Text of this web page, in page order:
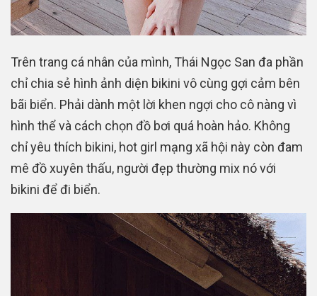
Trên trang cá nhân của mình, Thái Ngọc San đa phần
chỉ chia sẻ hình ảnh diện bikini vô cùng gợi cảm bên
bãi biển. Phải dành một lời khen ngợi cho cô nàng vì
hình thể và cách chọn đồ bơi quá hoàn hảo. Không
chỉ yêu thích bikini, hot girl mạng xã hội này còn đam
mê đồ xuyên thấu, người đẹp thường mix nó với
bikini để đi biển.